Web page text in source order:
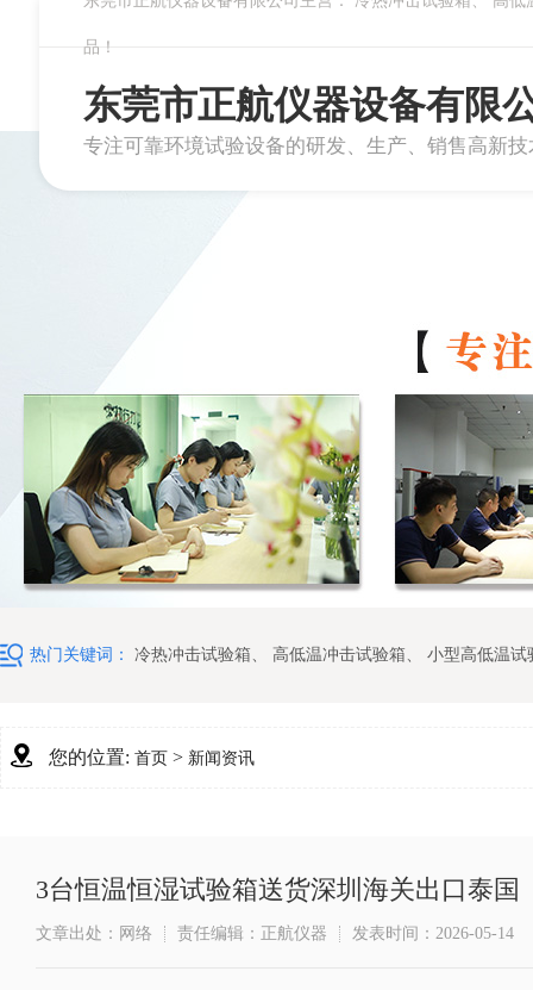
品！
东莞市正航仪器设备有限
专注可靠环境试验设备的研发、生产、销售高新技
热门关键词： 冷热冲击试验箱、 高低温冲击试验箱、 小型高低温试
您的位置: 首页 > 新闻资讯
3台恒温恒湿试验箱送货深圳海关出口泰国
文章出处：网络 责任编辑：正航仪器 发表时间：2026-05-14